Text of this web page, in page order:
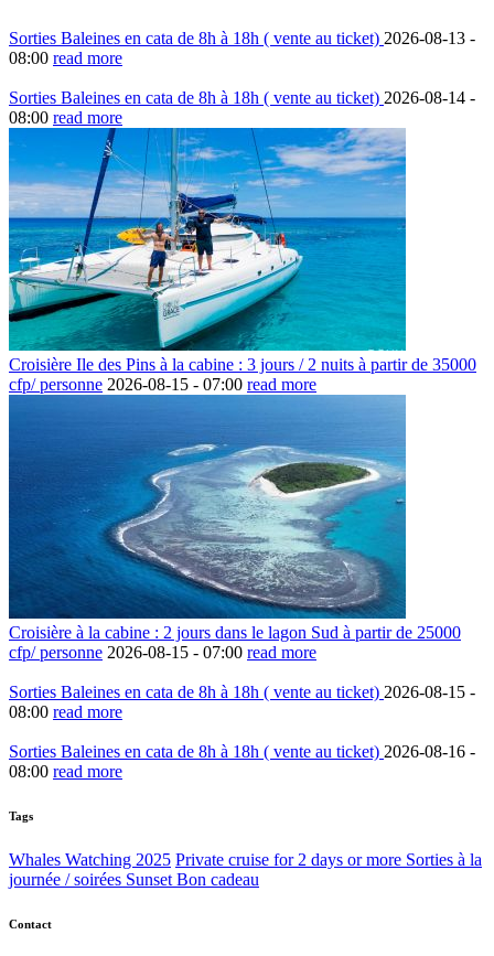
Sorties Baleines en cata de 8h à 18h ( vente au ticket) 2026-08-13 -
08:00 read more
Sorties Baleines en cata de 8h à 18h ( vente au ticket) 2026-08-14 -
08:00 read more
Croisière Ile des Pins à la cabine : 3 jours / 2 nuits à partir de 35000
cfp/ personne 2026-08-15 - 07:00 read more
Croisière à la cabine : 2 jours dans le lagon Sud à partir de 25000
cfp/ personne 2026-08-15 - 07:00 read more
Sorties Baleines en cata de 8h à 18h ( vente au ticket) 2026-08-15 -
08:00 read more
Sorties Baleines en cata de 8h à 18h ( vente au ticket) 2026-08-16 -
08:00 read more
Tags
Whales Watching 2025 Private cruise for 2 days or more Sorties à la
journée / soirées Sunset Bon cadeau
Contact